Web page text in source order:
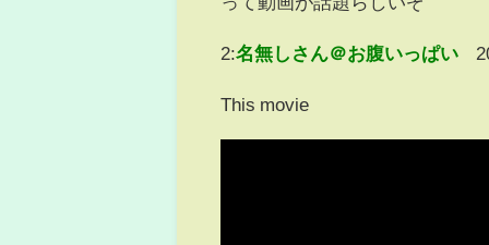
2:名無しさん＠お腹いっぱい
This movie